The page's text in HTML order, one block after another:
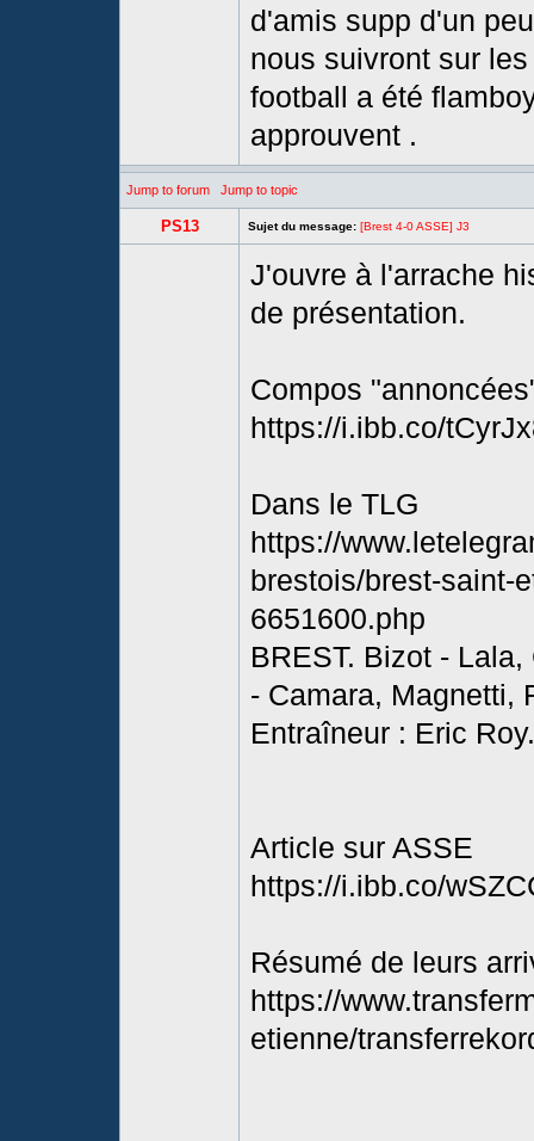
d'amis supp d'un
nous suivront sur
football a été
approuvent .
Jump to forum Jump to topic
PS13 Sujet du message: [Brest 4-0 ASSE] J3
J'ouvre à l'arrache
de présentation.
Compos
https://i.ibb.co/
Dans le TLG
https://
brestois/brest-saint-
6651600.php
BREST. Bizot -
- Camara, Magnetti,
Entraîneur : Eric Roy.
Article sur ASSE
https://i.ibb.co/
Résumé de leurs
https://
etienne/